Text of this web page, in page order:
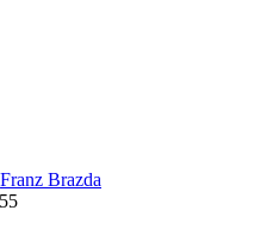
Franz Brazda